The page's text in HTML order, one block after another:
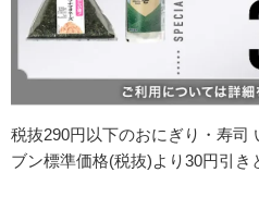
税抜290円以下のおにぎり・寿司
ブン標準価格(税抜)より30円引き